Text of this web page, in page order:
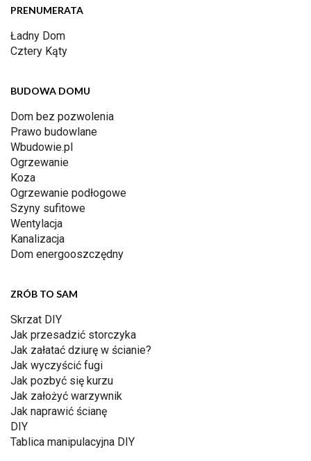
PRENUMERATA
Ładny Dom
Cztery Kąty
BUDOWA DOMU
Dom bez pozwolenia
Prawo budowlane
Wbudowie.pl
Ogrzewanie
Koza
Ogrzewanie podłogowe
Szyny sufitowe
Wentylacja
Kanalizacja
Dom energooszczędny
ZRÓB TO SAM
Skrzat DIY
Jak przesadzić storczyka
Jak załatać dziurę w ścianie?
Jak wyczyścić fugi
Jak pozbyć się kurzu
Jak założyć warzywnik
Jak naprawić ścianę
DIY
Tablica manipulacyjna DIY